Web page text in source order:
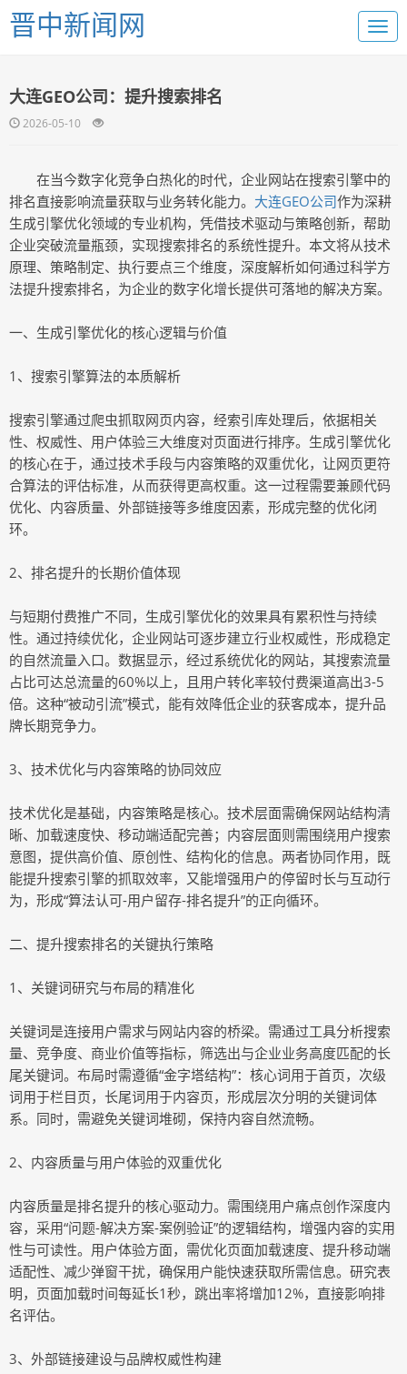
晋中新闻网
大连GEO公司：提升搜索排名
2026-05-10
在当今数字化竞争白热化的时代，企业网站在搜索引擎中的
排名直接影响流量获取与业务转化能力。 大连GEO公司作为深耕
生成引擎优化领域的专业机构，凭借技术驱动与策略创新，帮助
企业突破流量瓶颈，实现搜索排名的系统性提升。本文将从技术
原理、策略制定、执行要点三个维度，深度解析如何通过科学方
法提升搜索排名，为企业的数字化增长提供可落地的解决方案。
一、生成引擎优化的核心逻辑与价值
1、搜索引擎算法的本质解析
搜索引擎通过爬虫抓取网页内容，经索引库处理后，依据相关
性、权威性、用户体验三大维度对页面进行排序。生成引擎优化
的核心在于，通过技术手段与内容策略的双重优化，让网页更符
合算法的评估标准，从而获得更高权重。这一过程需要兼顾代码
优化、内容质量、外部链接等多维度因素，形成完整的优化闭
环。
2、排名提升的长期价值体现
与短期付费推广不同，生成引擎优化的效果具有累积性与持续
性。通过持续优化，企业网站可逐步建立行业权威性，形成稳定
的自然流量入口。数据显示，经过系统优化的网站，其搜索流量
占比可达总流量的60%以上，且用户转化率较付费渠道高出3-5
倍。这种“被动引流”模式，能有效降低企业的获客成本，提升品
牌长期竞争力。
3、技术优化与内容策略的协同效应
技术优化是基础，内容策略是核心。技术层面需确保网站结构清
晰、加载速度快、移动端适配完善；内容层面则需围绕用户搜索
意图，提供高价值、原创性、结构化的信息。两者协同作用，既
能提升搜索引擎的抓取效率，又能增强用户的停留时长与互动行
为，形成“算法认可-用户留存-排名提升”的正向循环。
二、提升搜索排名的关键执行策略
1、关键词研究与布局的精准化
关键词是连接用户需求与网站内容的桥梁。需通过工具分析搜索
量、竞争度、商业价值等指标，筛选出与企业业务高度匹配的长
尾关键词。布局时需遵循“金字塔结构”：核心词用于首页，次级
词用于栏目页，长尾词用于内容页，形成层次分明的关键词体
系。同时，需避免关键词堆砌，保持内容自然流畅。
2、内容质量与用户体验的双重优化
内容质量是排名提升的核心驱动力。需围绕用户痛点创作深度内
容，采用“问题-解决方案-案例验证”的逻辑结构，增强内容的实用
性与可读性。用户体验方面，需优化页面加载速度、提升移动端
适配性、减少弹窗干扰，确保用户能快速获取所需信息。研究表
明，页面加载时间每延长1秒，跳出率将增加12%，直接影响排
名评估。
3、外部链接建设与品牌权威性构建